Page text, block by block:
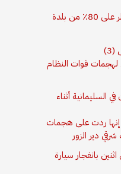
قوات سوريا الديمقراطية تسيطر على 80٪ من بلدة
قوات النظام
إنها ردت على هجمات
دير الزور